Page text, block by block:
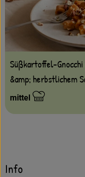
Süßkartoffel-
&amp; herbstlichem
Schwierigkeit:
mittel
Info